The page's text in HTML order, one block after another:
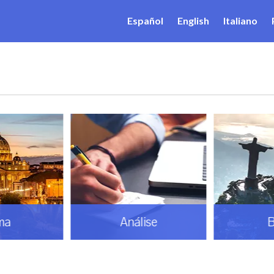
Español English Italiano
Análise